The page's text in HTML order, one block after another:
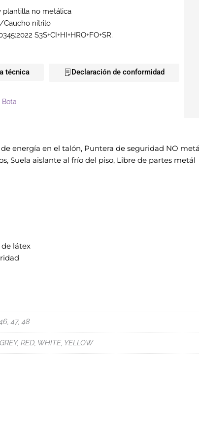
plantilla no metálica
Caucho nitrilo
S3S+CI+HI+HRO+FO+SR.
técnica Declaración de conformidad
Bota
energía en el talón, Puntera de seguridad NO
Suela aislante al frío del piso, Libre de partes metál
látex
47, 48
RED, WHITE, YELLOW